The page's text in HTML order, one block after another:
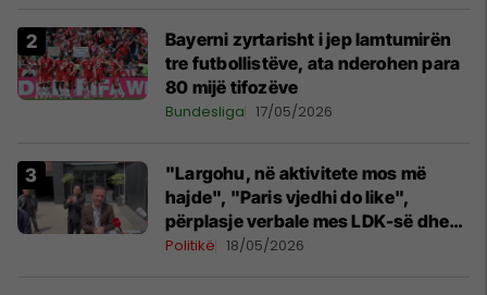
Bayerni zyrtarisht i jep lamtumirën
tre futbollistëve, ata nderohen para
80 mijë tifozëve
Bundesliga 17/05/2026
"Largohu, në aktivitete mos më
hajde", "Paris vjedhi do like",
përplasje verbale mes LDK-së dhe
PSD-së
Politikë 18/05/2026